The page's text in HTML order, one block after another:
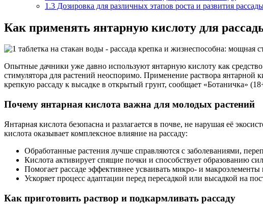
1.3 Дозировка для различных этапов роста и развития
Как применять янтарную кислоту для
Опытные дачники уже давно используют янтарную кислоту как
стимулятора для растений неоспоримо. Применение раствора янтарной
крепкую рассаду к высадке в открытый грунт, сообщает «Ботаничка»
Почему янтарная кислота важна для молодых растений
Янтарная кислота безопасна и разлагается в почве, не нарушая её
кислота оказывает комплексное влияние на рассаду:
Обработанные растения лучше справляются с заболеваниями,
Кислота активирует спящие почки и способствует образованию
Помогает рассаде эффективнее усваивать микро- и
Ускоряет процесс адаптации перед пересадкой или высадкой на
Как приготовить раствор и подкармливать рассаду